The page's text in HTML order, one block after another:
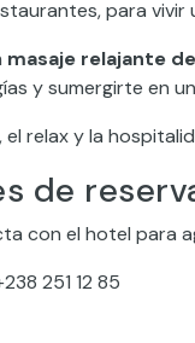
para
masaje relajante
y sumergirte en
relax y la
de
con el hotel para
251 12 85